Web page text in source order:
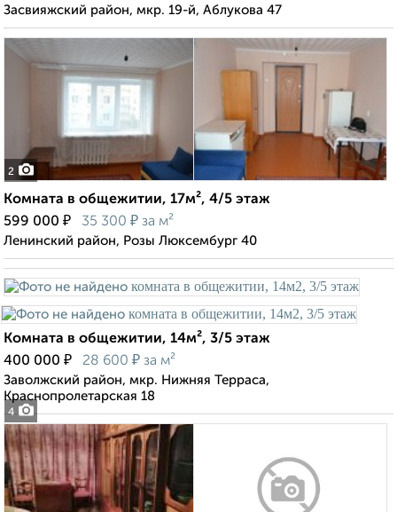
Засвияжский район, мкр. 19-й, Аблукова 47
2
Комната в общежитии, 17м², 4/5 этаж
599 000 ₽ 35 300 ₽ за м²
Ленинский район, Розы Люксембург 40
4
Комната в общежитии, 14м², 3/5 этаж
400 000 ₽ 28 600 ₽ за м²
Заволжский район, мкр. Нижняя Терраса,
Краснопролетарская 18